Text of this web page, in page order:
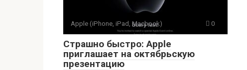
Apple (iPhone, iPad, Macbook) 0
Страшно быстро: Apple
приглашает на октябрьскую
презентацию